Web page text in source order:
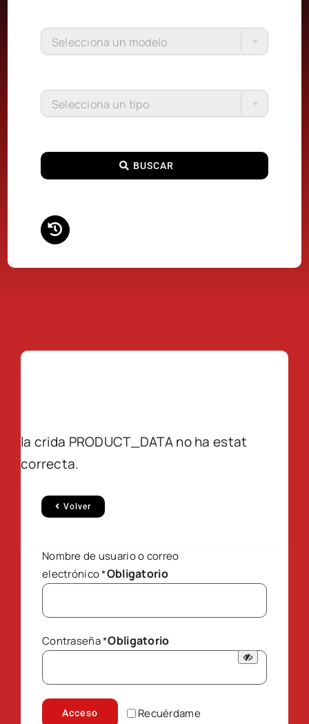
Selecciona un modelo
Selecciona un tipo
BUSCAR
la crida PRODUCT_DATA no ha estat
correcta.
Volver
Nombre de usuario o correo
electrónico*Obligatorio
Contraseña*Obligatorio
Recuérdame
Acceso